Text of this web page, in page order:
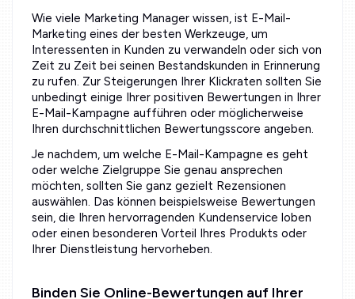
Wie viele Marketing Manager wissen, ist E-Mail-
Marketing eines der besten Werkzeuge, um
Interessenten in Kunden zu verwandeln oder sich von
Zeit zu Zeit bei seinen Bestandskunden in Erinnerung
zu rufen. Zur Steigerungen Ihrer Klickraten sollten Sie
unbedingt einige Ihrer positiven Bewertungen in Ihrer
E-Mail-Kampagne aufführen oder möglicherweise
Ihren durchschnittlichen Bewertungsscore angeben.
Je nachdem, um welche E-Mail-Kampagne es geht
oder welche Zielgruppe Sie genau ansprechen
möchten, sollten Sie ganz gezielt Rezensionen
auswählen. Das können beispielsweise Bewertungen
sein, die Ihren hervorragenden Kundenservice loben
oder einen besonderen Vorteil Ihres Produkts oder
Ihrer Dienstleistung hervorheben.
Binden Sie Online-Bewertungen auf Ihrer